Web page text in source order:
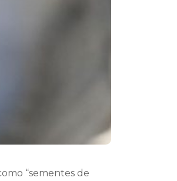
“sementes de